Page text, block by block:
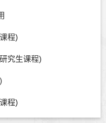
程)
究生课程)
程)